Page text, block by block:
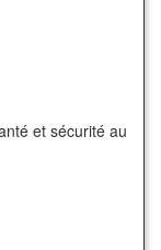
et sécurité au